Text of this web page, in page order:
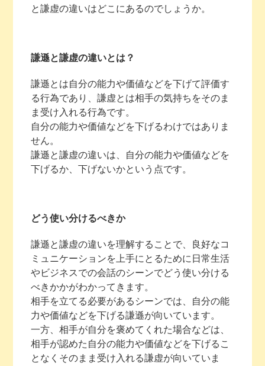
と謙虚の違いはどこにあるのでしょうか。
謙遜と謙虚の違いとは？
謙遜とは自分の能力や価値などを下げて評価す
る行為であり、謙虚とは相手の気持ちをそのま
ま受け入れる行為です。
自分の能力や価値などを下げるわけではありま
せん。
謙遜と謙虚の違いは、自分の能力や価値などを
下げるか、下げないかという点です。
どう使い分けるべきか
謙遜と謙虚の違いを理解することで、良好なコ
ミュニケーションを上手にとるために日常生活
やビジネスでの会話のシーンでどう使い分ける
べきかかがわかってきます。
相手を立てる必要があるシーンでは、自分の能
力や価値などを下げる謙遜が向いています。
一方、相手が自分を褒めてくれた場合などは、
相手が認めた自分の能力や価値などを下げるこ
となくそのまま受け入れる謙虚が向いていま